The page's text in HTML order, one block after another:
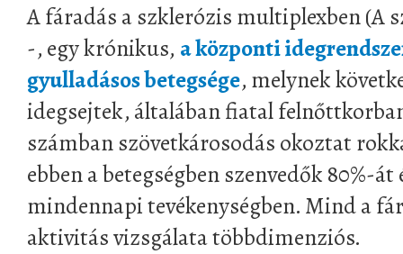
A fáradás a szklerózis multiplexben (A
-, egy krónikus, a központi
gyulladásos betegsége, melynek
idegsejtek, általában fiatal
számban szövetkárosodás okoztat
ebben a betegségben szenvedők 80%-
mindennapi tevékenységben. Mind a
aktivitás vizsgálata többdimenziós.